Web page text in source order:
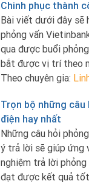
Chinh phục thành
Bài viết dưới đây sẽ
phỏng vấn
qua được buổi
bắt được vị trí theo
Theo chuyên gia:
Trọn bộ những câu
điện hay nhất
Những câu hỏi
ý trả lời sẽ giúp ứng
nghiệm trả lời
đạt được kết quả